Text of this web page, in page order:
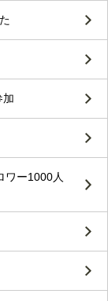
加
ワー1000人